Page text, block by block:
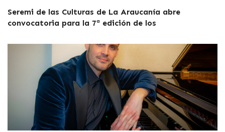
Seremi de las Culturas de La Araucanía abre
convocatoria para la 7ª edición de los